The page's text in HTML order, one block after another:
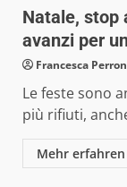
Natale, stop
avanzi per
Francesca
Le feste sono
più rifiuti,
Mehr erfahren